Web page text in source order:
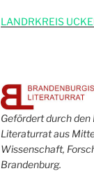
LANDRKREIS
Gefördert durch
Literaturrat aus
Wissenschaft,
Brandenburg.